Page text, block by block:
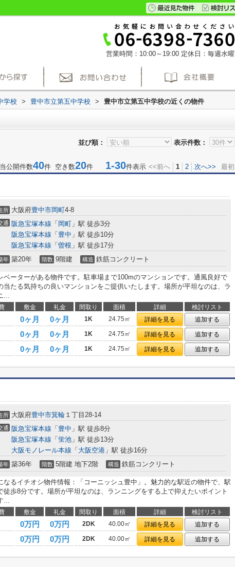
営業時間：10:00～19:00 定休日：毎週水曜
学校 > 豊中市立第五中学校 > 豊中市立第五中学校の近くの物件
並び順： 表示件数：
公開件数40件 空き数20件 1-30件表示 <<前へ 1 2 次へ>> 最初
所 大阪府豊中市岡町4-8
通 阪急宝塚本線 「 岡町 」駅 徒歩3分
阪急宝塚本線 「 豊中 」駅 徒歩10分
阪急宝塚本線 「 曽根 」駅 徒歩17分
年 築20年 階数 9階建 構造 鉄筋コンクリート
ベーターがある物件です。駐車場まで100mのマンションです。通風良好で
当たる気持ちの良いマンションをご提供いたします。場所が平坦なのは、ラ
...
敷金 礼金 間取り 面積 詳細
検討リスト
0ヶ月 0ヶ月 1K 24.75㎡ 詳細を見る
追加する
0ヶ月 0ヶ月 1K 24.75㎡ 詳細を見る
追加する
0ヶ月 0ヶ月 1K 24.75㎡ 詳細を見る 追加する
所 大阪府豊中市箕輪 １丁目28-14
通 阪急宝塚本線 「 豊中 」駅 徒歩8分
阪急宝塚本線 「 蛍池 」駅 徒歩13分
大阪モノレール本線 「 大阪空港 」駅 徒歩16分
年 築36年 階数 5階建 地下2階 構造 鉄筋コンクリート
なるイチオシ物件情報：「コーニッシュ豊中」。魅力的な駅近の物件で、駅
徒歩8分です。場所が平坦なのは、ランニングをする上で抑えたいポイント
...
敷金 礼金 間取り 面積 詳細
検討リスト
0万円 0万円 2DK 40.00㎡ 詳細を見る
追加する
0万円 0万円 2DK 40.00㎡ 詳細を見る 追加する